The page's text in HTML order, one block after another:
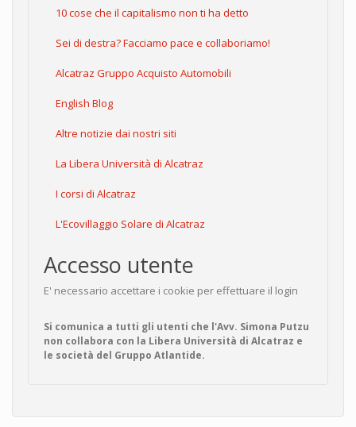
10 cose che il capitalismo non ti ha detto
Sei di destra? Facciamo pace e collaboriamo!
Alcatraz Gruppo Acquisto Automobili
English Blog
Altre notizie dai nostri siti
La Libera Università di Alcatraz
I corsi di Alcatraz
L'Ecovillaggio Solare di Alcatraz
Accesso utente
E' necessario accettare i cookie per effettuare il login
Si comunica a tutti gli utenti che l'Avv. Simona Putzu
non collabora con la Libera Università di Alcatraz e
le società del Gruppo Atlantide.